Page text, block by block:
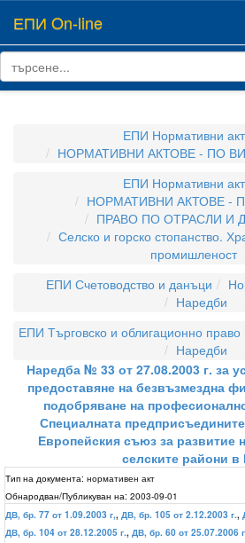
ЕПИ On-line
ЕПИ Нормативни
НОРМАТИВНИ АКТОВЕ - ПО
ЕПИ Нормативни
НОРМАТИВНИ АКТОВЕ -
ПРАВО ПО ОТРАСЛИ И
Селско и горско стопанство.
промишленост
ЕПИ Счетоводство и данъци
Наредби
ЕПИ Търговско и облигационно право
Наредби
Наредба № 33 от 27.08.2003 г. за
предоставяне на безвъзмездна
подобряване на
Специалната
Европейския съюз за развитие
селските райони в
Тип на документа: нормативен акт
Обнародван/Публикуван на: 2003-09-01
ДВ, бр. 77 от 1.09.2003 г,, ДВ, бр. 105 от 2.12.2003 г.,
ДВ, бр. 104 от 28.12.2005 г., ДВ, бр. 60 от 25.07.2006